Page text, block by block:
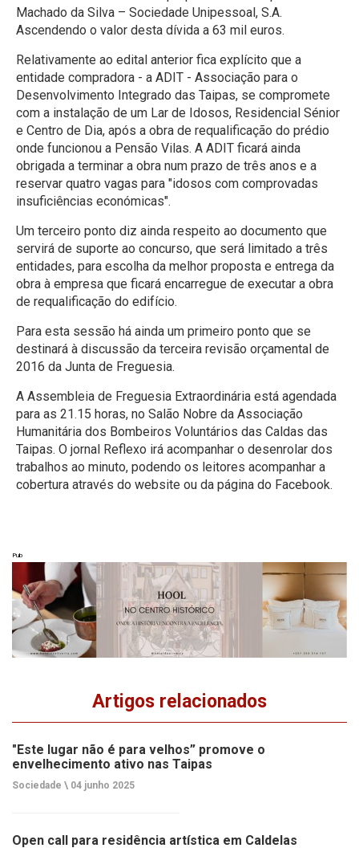
Machado da Silva – Sociedade Unipessoal, S.A.
Ascendendo o valor desta dívida a 63 mil euros.
Relativamente ao edital anterior fica explícito que a
entidade compradora - a ADIT - Associação para o
Desenvolvimento Integrado das Taipas, se compromete
com a instalação de um Lar de Idosos, Residencial Sénior
e Centro de Dia, após a obra de requalificação do prédio
onde funcionou a Pensão Vilas. A ADIT ficará ainda
obrigada a terminar a obra num prazo de três anos e a
reservar quatro vagas para "idosos com comprovadas
insuficiências económicas".
Um terceiro ponto diz ainda respeito ao documento que
servirá de suporte ao concurso, que será limitado a três
entidades, para escolha da melhor proposta e entrega da
obra à empresa que ficará encarregue de executar a obra
de requalificação do edifício.
Para esta sessão há ainda um primeiro ponto que se
destinará à discussão da terceira revisão orçamental de
2016 da Junta de Freguesia.
A Assembleia de Freguesia Extraordinária está agendada
para as 21.15 horas, no Salão Nobre da Associação
Humanitária dos Bombeiros Voluntários das Caldas das
Taipas. O jornal Reflexo irá acompanhar o desenrolar dos
trabalhos ao minuto, podendo os leitores acompanhar a
cobertura através do website ou da página do Facebook.
Pub
Artigos relacionados
"Este lugar não é para velhos” promove o
envelhecimento ativo nas Taipas
Sociedade \ 04 junho 2025
Open call para residência artística em Caldelas